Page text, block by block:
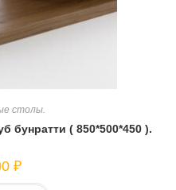
столы.
бунратти ( 850*500*450 ).
₽